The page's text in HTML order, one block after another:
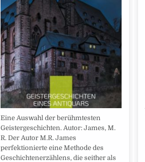
Eine Auswahl der berühmtesten
Geistergeschichten. Autor: James, M.
R. Der Autor M.R. James
perfektionierte eine Methode des
Geschichtenerzählens, die seither als